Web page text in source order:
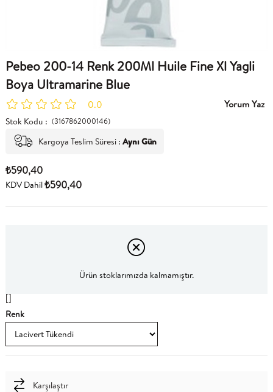
Pebeo 200-14 Renk 200Ml Huile Fine Xl Yagli
Boya Ultramarine Blue
0.0 Yorum Yaz
Stok Kodu (3167862000146)
Kargoya Teslim Süresi : Aynı Gün
₺590,40
KDV Dahil₺590,40
Ürün stoklarımızda kalmamıştır.
[]
Renk
Karşılaştır